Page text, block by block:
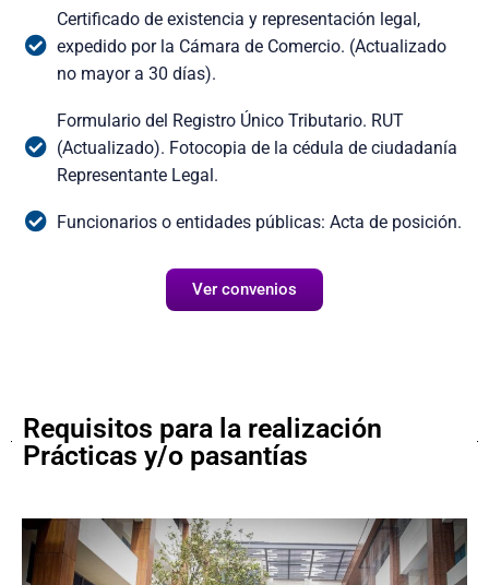
Certificado de existencia y representación legal,
expedido por la Cámara de Comercio. (Actualizado
no mayor a 30 días).
Formulario del Registro Único Tributario. RUT
(Actualizado). Fotocopia de la cédula de ciudadanía
Representante Legal.
Funcionarios o entidades públicas: Acta de posición.
Ver convenios
Requisitos para la realización
Prácticas y/o pasantías